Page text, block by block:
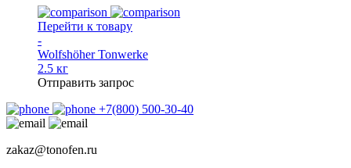
Перейти к товару
-
Wolfshöher Tonwerke
2.5 кг
Отправить запрос
+7(800) 500-30-40
zakaz@tonofen.ru